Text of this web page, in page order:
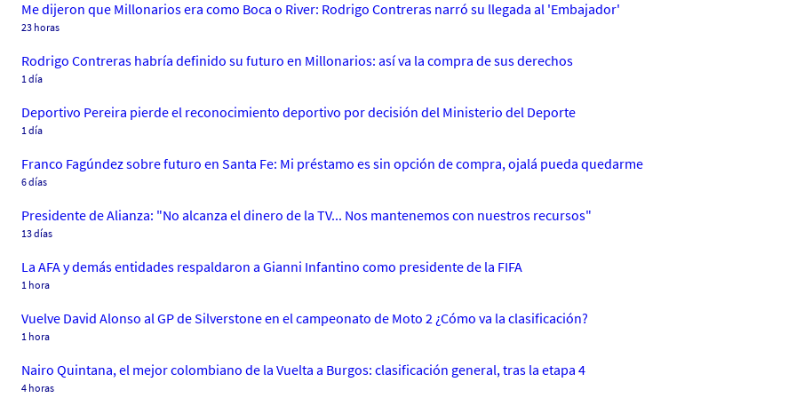
Me dijeron que Millonarios era como Boca o River: Rodrigo Contreras narró su llegada al 'Embajador'
23 horas
Rodrigo Contreras habría definido su futuro en Millonarios: así va la compra de sus derechos
1 día
Deportivo Pereira pierde el reconocimiento deportivo por decisión del Ministerio del Deporte
1 día
Franco Fagúndez sobre futuro en Santa Fe: Mi préstamo es sin opción de compra, ojalá pueda quedarme
6 días
Presidente de Alianza: "No alcanza el dinero de la TV... Nos mantenemos con nuestros recursos"
13 días
La AFA y demás entidades respaldaron a Gianni Infantino como presidente de la FIFA
1 hora
Vuelve David Alonso al GP de Silverstone en el campeonato de Moto 2 ¿Cómo va la clasificación?
1 hora
Nairo Quintana, el mejor colombiano de la Vuelta a Burgos: clasificación general, tras la etapa 4
4 horas